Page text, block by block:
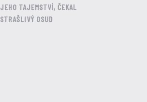
JEHO TAJEMSTVÍ, ČEKAL
STRAŠLIVÝ OSUD